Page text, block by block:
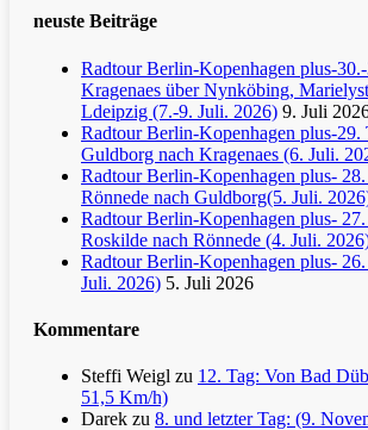
neuste Beiträge
Radtour Berlin-Kopenhagen plus-
Kragenaes über Nynköbing,
Ldeipzig (7.-9. Juli. 2026) 9. Juli
Radtour Berlin-Kopenhagen plus-29.
Guldborg nach Kragenaes (6. Juli.
Radtour Berlin-Kopenhagen plus-
Rönnede nach Guldborg(5. Juli.
Radtour Berlin-Kopenhagen plus-
Roskilde nach Rönnede (4. Juli.
Radtour Berlin-Kopenhagen plus-
Juli. 2026) 5. Juli 2026
Kommentare
Steffi Weigl zu 12. Tag: Von Bad
51,5 Km/h)
Darek zu 8. und letzter Tag: (9.